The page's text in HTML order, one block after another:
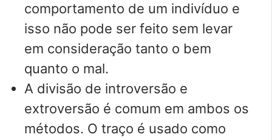
comportamento de um indivíduo e
isso não pode ser feito sem levar
em consideração tanto o bem
quanto o mal.
A divisão de introversão e
extroversão é comum em ambos os
métodos. O traço é usado como